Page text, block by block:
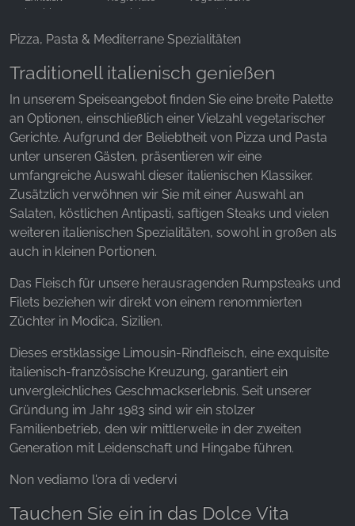
buchbar
Produkte
Gerichte
Pizza, Pasta & Mediterrane Spezialitäten
Traditionell italienisch genießen
In unserem Speiseangebot finden Sie eine breite Palette
an Optionen, einschließlich einer Vielzahl vegetarischer
Gerichte. Aufgrund der Beliebtheit von Pizza und Pasta
unter unseren Gästen, präsentieren wir eine
umfangreiche Auswahl dieser italienischen Klassiker.
Zusätzlich verwöhnen wir Sie mit einer Auswahl an
Salaten, köstlichen Antipasti, saftigen Steaks und vielen
weiteren italienischen Spezialitäten, sowohl in großen als
auch in kleinen Portionen.
Das Fleisch für unsere herausragenden Rumpsteaks und
Filets beziehen wir direkt von einem renommierten
Züchter in Modica, Sizilien.
Dieses erstklassige Limousin-Rindfleisch, eine exquisite
italienisch-französische Kreuzung, garantiert ein
unvergleichliches Geschmackserlebnis. Seit unserer
Gründung im Jahr 1983 sind wir ein stolzer
Familienbetrieb, den wir mittlerweile in der zweiten
Generation mit Leidenschaft und Hingabe führen.
Non vediamo l'ora di vedervi
Tauchen Sie ein in das Dolce Vita
YouTube